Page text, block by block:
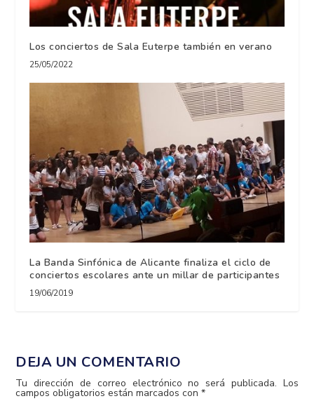
Los conciertos de Sala Euterpe también en verano
25/05/2022
La Banda Sinfónica de Alicante finaliza el ciclo de
conciertos escolares ante un millar de participantes
19/06/2019
DEJA UN COMENTARIO
Tu dirección de correo electrónico no será publicada. Los
campos obligatorios están marcados con*